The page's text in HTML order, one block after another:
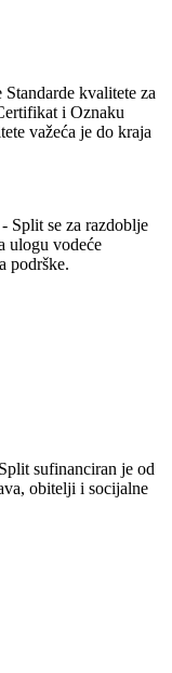
kvalitete za
i Oznaku
važeća je do kraja
Split se za razdoblje
ulogu vodeće
podrške.
sufinanciran je od
obitelji i socijalne